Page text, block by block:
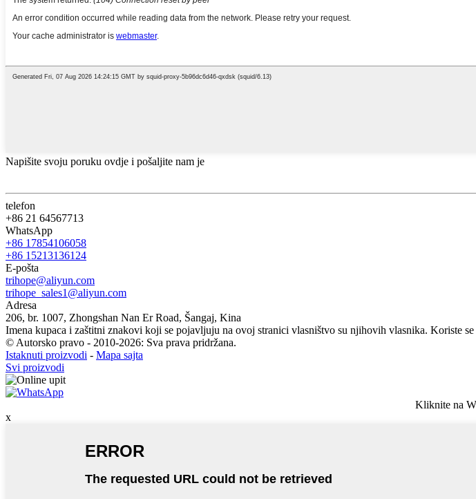
Napišite svoju poruku ovdje i pošaljite nam je
telefon
+86 21 64567713
WhatsApp
+86 17854106058
+86 15213136124
E-pošta
trihope@aliyun.com
trihope_sales1@aliyun.com
Adresa
206, br. 1007, Zhongshan Nan Er Road, Šangaj, Kina
Imena kupaca i zaštitni znakovi koji se pojavljuju na ovoj stranici vlasništvo su njihovih vlasnika. Koriste
© Autorsko pravo - 2010-2026: Sva prava pridržana.
Istaknuti proizvodi - Mapa sajta
Svi proizvodi
Kliknite na
x